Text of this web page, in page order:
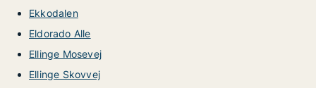
Ekkodalen
Eldorado Alle
Ellinge Mosevej
Ellinge Skovvej